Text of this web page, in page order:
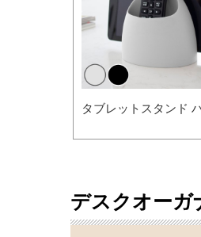
タブレットスタンド
デスクオーガ